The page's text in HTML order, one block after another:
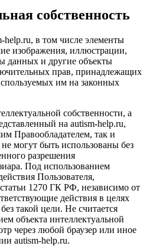
собственность
help.ru, в том числе элементы
изображения, иллюстрации,
данных и другие объекты
прав, принадлежащих
им на законных
собственности, а
на autism-help.ru,
Правообладателем, так и
могут быть использованы без
разрешения
Под использованием
Пользователя,
1270 ГК РФ, независимо от
действия в целях
такой цели. Не считается
объекта интеллектуальной
через любой браузер или иное
autism-help.ru.